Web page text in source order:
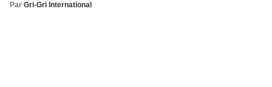
Par Gri-Gri International